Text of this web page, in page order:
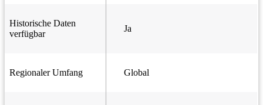
Historische Daten
verfügbar
Ja
Regionaler Umfang Global